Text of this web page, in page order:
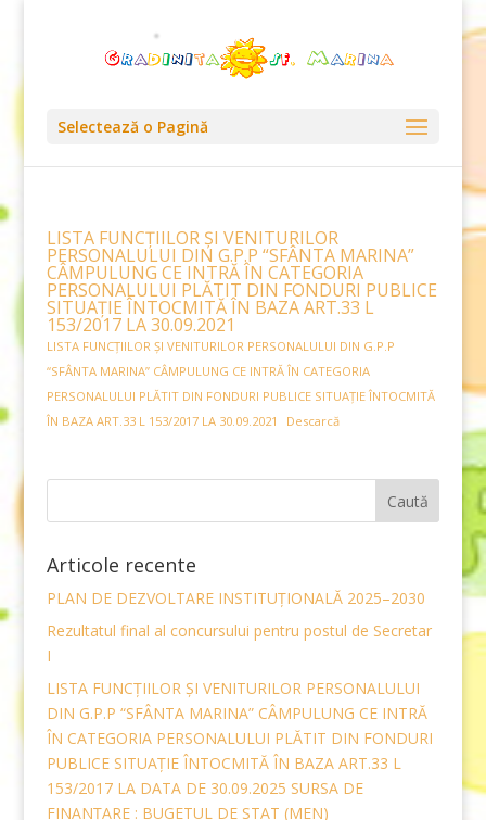
Selectează o Pagină
LISTA FUNCŢIILOR ŞI VENITURILOR
PERSONALULUI DIN G.P.P “SFÂNTA MARINA”
CÂMPULUNG CE INTRĂ ÎN CATEGORIA
PERSONALULUI PLĂTIT DIN FONDURI PUBLICE
SITUAŢIE ÎNTOCMITĂ ÎN BAZA ART.33 L
153/2017 LA 30.09.2021
LISTA FUNCŢIILOR ŞI VENITURILOR PERSONALULUI DIN G.P.P
“SFÂNTA MARINA” CÂMPULUNG CE INTRĂ ÎN CATEGORIA
PERSONALULUI PLĂTIT DIN FONDURI PUBLICE SITUAŢIE ÎNTOCMITĂ
ÎN BAZA ART.33 L 153/2017 LA 30.09.2021
Descarcă
Articole recente
PLAN DE DEZVOLTARE INSTITUȚIONALĂ 2025–2030
Rezultatul final al concursului pentru postul de Secretar
I
LISTA FUNCŢIILOR ŞI VENITURILOR PERSONALULUI
DIN G.P.P “SFÂNTA MARINA” CÂMPULUNG CE INTRĂ
ÎN CATEGORIA PERSONALULUI PLĂTIT DIN FONDURI
PUBLICE SITUAŢIE ÎNTOCMITĂ ÎN BAZA ART.33 L
153/2017 LA DATA DE 30.09.2025 SURSA DE
FINANŢARE : BUGETUL DE STAT (MEN)